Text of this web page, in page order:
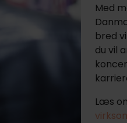
Med
bred
du vil
Læs